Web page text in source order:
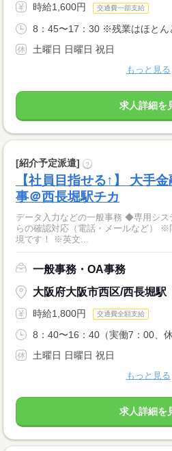
時給1,600円 交通費一部支給
8：45〜17：30 ※残業はほとん
土曜日 日曜日 祝日
もっと見る
求人詳細を
[紹介予定派遣] ?
【社員目指せる↑】 大手
事＠西長堀駅チカ
データ入力などの一般事務 ◆専用システムへのデータ入力 ◆顧客か
らの確認対応（電話・メールなど） ※
境です！ ※英文...
一般事務・OA事務
大阪府大阪市西区/西長堀駅
時給1,800円 交通費全額支給
8：40〜16：40（実働7：00、
土曜日 日曜日 祝日
もっと見る
求人詳細を